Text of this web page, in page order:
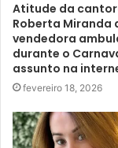
Atitude da
Roberta Miranda
vendedora
durante o
assunto na
fevereiro 18, 2026